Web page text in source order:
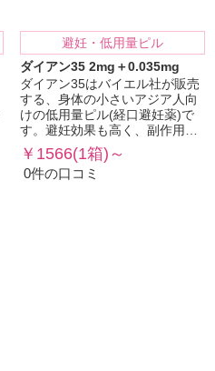
避妊・低用量ピル
ダイアン35 2mg＋0.035mg
ダイアン35はバイエル社が販売
する、身体の小さいアジア人向
けの低用量ピル(経口避妊薬)で
す。避妊効果も高く、副作用…
￥1566(1箱)～
0件の口コミ